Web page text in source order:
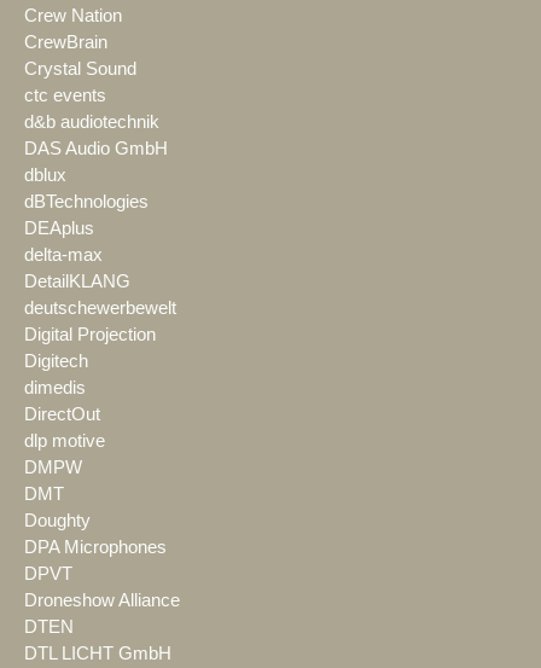
Crew Nation
CrewBrain
Crystal Sound
ctc events
d&b audiotechnik
DAS Audio GmbH
dblux
dBTechnologies
DEAplus
delta-max
DetailKLANG
deutschewerbewelt
Digital Projection
Digitech
dimedis
DirectOut
dlp motive
DMPW
DMT
Doughty
DPA Microphones
DPVT
Droneshow Alliance
DTEN
DTL LICHT GmbH